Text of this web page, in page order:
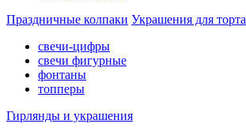
Праздничные колпаки Украшения для торта
свечи-цифры
свечи фигурные
фонтаны
топперы
Гирлянды и украшения